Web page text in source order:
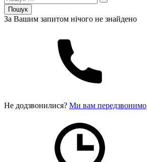
Пошук
За Вашим запитом нічого не знайдено
Не додзвонилися? Ми вам передзвонимо